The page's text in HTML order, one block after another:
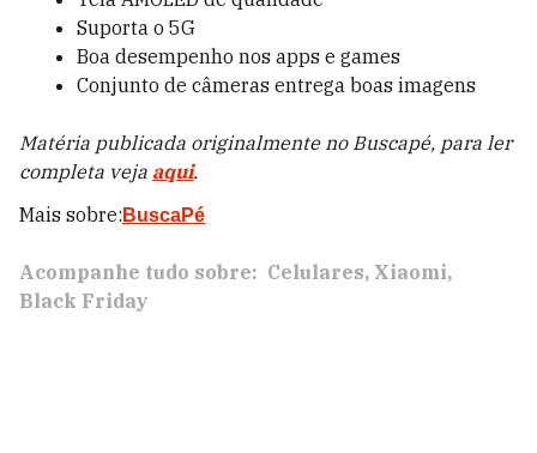
Suporta o 5G
Boa desempenho nos apps e games
Conjunto de câmeras entrega boas imagens
Matéria publicada originalmente no Buscapé, para ler
completa veja aqui.
Mais sobre: BuscaPé
Acompanhe tudo sobre: Celulares Xiaomi
Black Friday